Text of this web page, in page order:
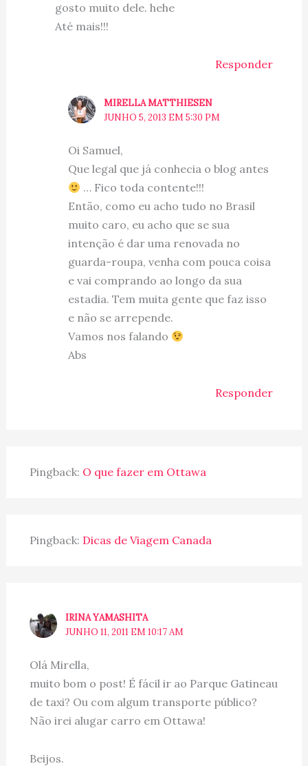
gosto muito dele. hehe
Até mais!!!
Responder
MIRELLA MATTHIESEN
JUNHO 5, 2013 EM 5:30 PM
Oi Samuel,
Que legal que já conhecia o blog antes
… Fico toda contente!!!
Então, como eu acho tudo no Brasil
muito caro, eu acho que se sua
intenção é dar uma renovada no
guarda-roupa, venha com pouca coisa
e vai comprando ao longo da sua
estadia. Tem muita gente que faz isso
e não se arrepende.
Vamos nos falando
Abs
Responder
Pingback: O que fazer em Ottawa
Pingback: Dicas de Viagem Canada
IRINA YAMASHITA
JUNHO 11, 2011 EM 10:17 AM
Olá Mirella,
muito bom o post! É fácil ir ao Parque Gatineau
de taxi? Ou com algum transporte público?
Não irei alugar carro em Ottawa!
Beijos.